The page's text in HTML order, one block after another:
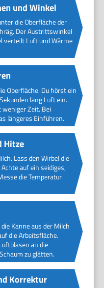
und Winkel
die Oberfläche der
Der Austrittswinkel
verteilt Luft und Wärme
Oberfläche. Du hörst ein
lang Luft ein.
Zeit. Bei
längeres Einführen.
Hitze
Lass den Wirbel die
auf ein seidiges,
die Temperatur
Kanne aus der Milch
die Arbeitsfläche.
an die
zu glätten.
Korrektur